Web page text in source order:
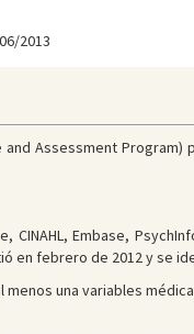
2013
Assessment
Embase,
en febrero de 2012 y se
menos una variables